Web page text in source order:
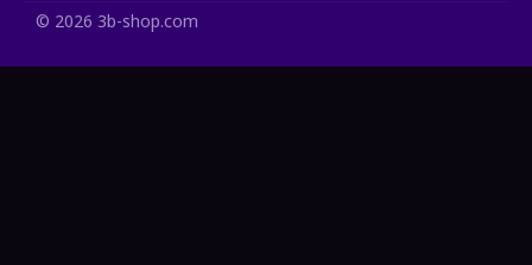
Healing
Heist (7)
© 2026 3b-shop.com